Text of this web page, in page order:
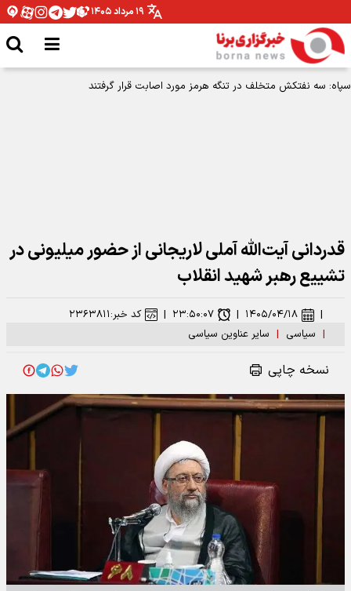
۱۹ مرداد ۱۴۰۵
قدردانی آیت‌الله آملی لاریجانی از حضور میلیونی در
تشییع رهبر شهید انقلاب
| سیاسی | سایر عناوین سیاسی
| ۱۴۰۵/۰۴/۱۸ | ۲۳:۵۰:۰۷ | کد خبر:۲۳۶۳۸۱۱
نسخه چاپی